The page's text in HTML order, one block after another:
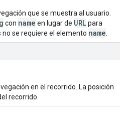
que se muestra al usuario.
con name en lugar de URLpara
no se requiere el elemento name
en el recorrido. La posición
recorrido.